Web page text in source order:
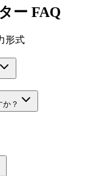
ー FAQ
形式
？